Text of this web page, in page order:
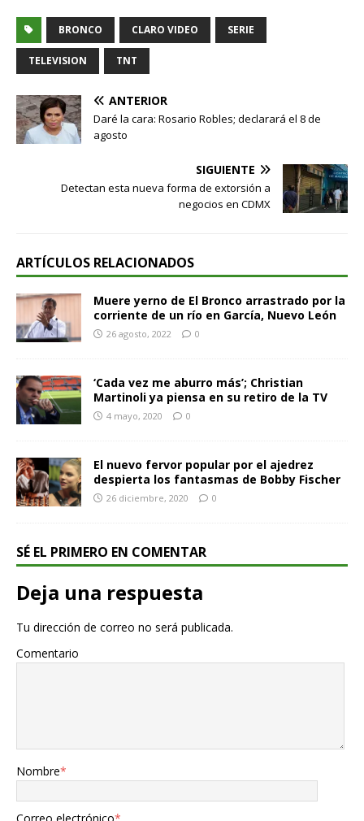
BRONCO CLARO VIDEO SERIE
TELEVISION TNT
ANTERIOR
Daré la cara: Rosario Robles; declarará el 8 de
agosto
SIGUIENTE
Detectan esta nueva forma de extorsión a
negocios en CDMX
ARTÍCULOS RELACIONADOS
Muere yerno de El Bronco arrastrado por la
corriente de un río en García, Nuevo León
26 agosto, 2022 0
‘Cada vez me aburro más’; Christian
Martinoli ya piensa en su retiro de la TV
4 mayo, 2020 0
El nuevo fervor popular por el ajedrez
despierta los fantasmas de Bobby Fischer
26 diciembre, 2020 0
SÉ EL PRIMERO EN COMENTAR
Deja una respuesta
Tu dirección de correo no será publicada.
Comentario
Nombre*